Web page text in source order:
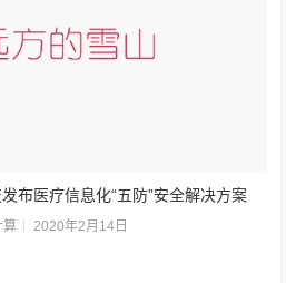
布医疗信息化“五防”安全解决方案
算
2020年2月14日